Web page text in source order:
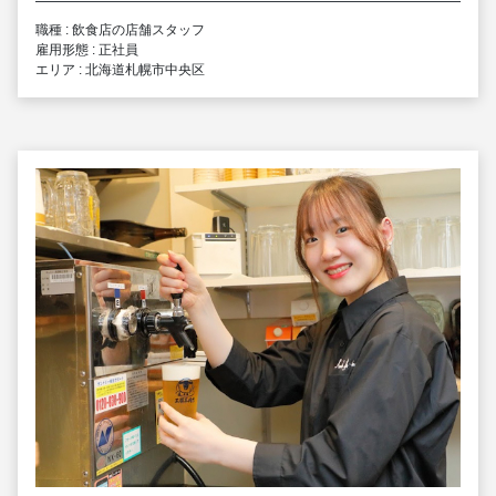
職種 : 飲食店の店舗スタッフ
雇用形態 : 正社員
エリア : 北海道札幌市中央区